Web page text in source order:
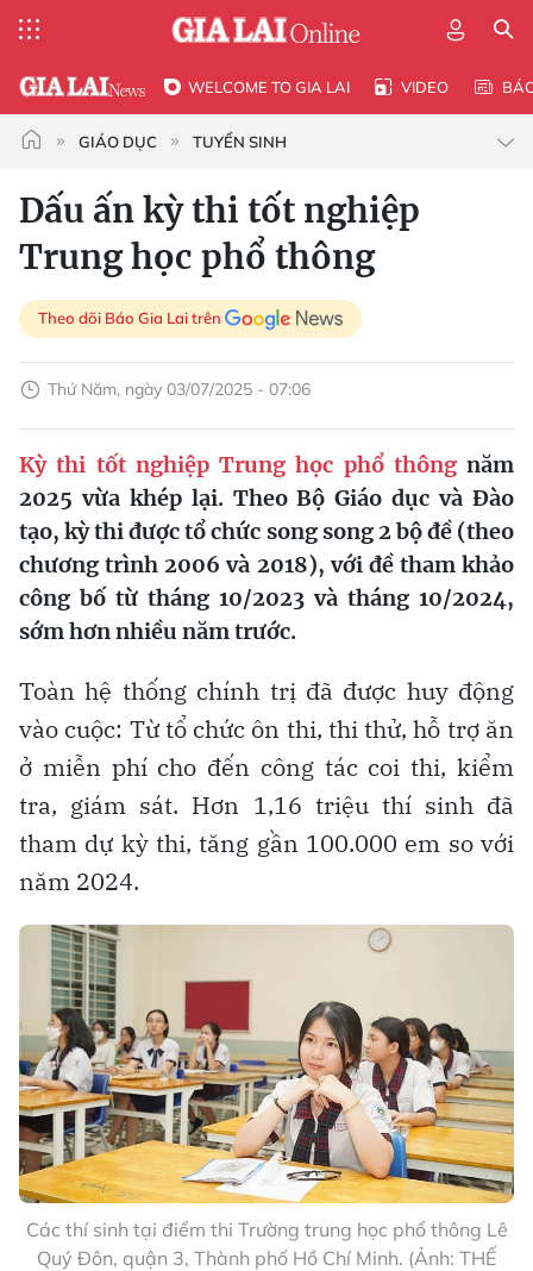
WELCOME TO GIA LAI VIDEO
GIÁO DỤC TUYỂN SINH
Dấu ấn kỳ thi tốt nghiệp
Trung học phổ thông
Theo dõi Báo Gia Lai trên
Thứ Năm, ngày 03/07/2025 - 07:06
Kỳ thi tốt nghiệp Trung học phổ thôngnăm
2025 vừa khép lại. Theo Bộ Giáo dục và Đào
tạo, kỳ thi được tổ chức song song 2 bộ đề (theo
chương trình 2006 và 2018), với đề tham khảo
công bố từ tháng 10/2023 và tháng 10/2024,
sớm hơn nhiều năm trước.
Toàn hệ thống chính trị đã được huy động
vào cuộc: Từ tổ chức ôn thi, thi thử, hỗ trợ ăn
ở miễn phí cho đến công tác coi thi, kiểm
tra, giám sát. Hơn 1,16 triệu thí sinh đã
tham dự kỳ thi, tăng gần 100.000 em so với
năm 2024.
Các thí sinh tại điểm thi Trường trung học phổ thông Lê
Quý Đôn, quận 3, Thành phố Hồ Chí Minh. (Ảnh: THẾ